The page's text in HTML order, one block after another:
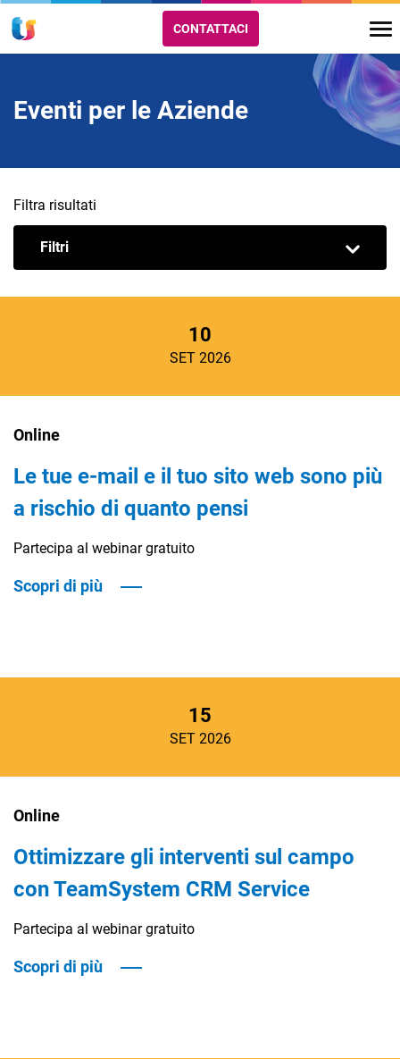
CRM
Ecommerce
TeamSystem Corporate
TeamSystem Store
CONTATTACI
Eventi per le Aziende
Filtra risultati
Filtri
10
SET 2026
Online
Le tue e-mail e il tuo sito web sono più
a rischio di quanto pensi
Partecipa al webinar gratuito
Scopri di più
15
SET 2026
Online
Ottimizzare gli interventi sul campo
con TeamSystem CRM Service
Partecipa al webinar gratuito
Scopri di più